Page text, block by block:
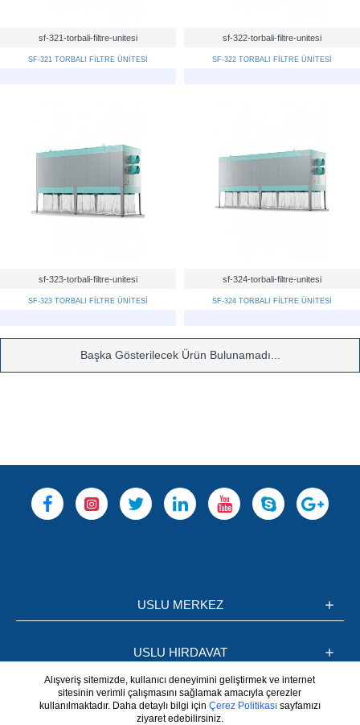
sf-321-torbali-filtre-unitesi
SF-321 TORBALI FİLTRE ÜNİTESİ
sf-322-torbali-filtre-unitesi
SF-322 TORBALI FİLTRE ÜNİTESİ
sf-323-torbali-filtre-unitesi
SF-323 TORBALI FİLTRE ÜNİTESİ
sf-324-torbali-filtre-unitesi
SF-324 TORBALI FİLTRE ÜNİTESİ
Başka Gösterilecek Ürün Bulunamadı...
USLU MERKEZ
USLU HIRDAVAT
BİLGİLER
Alışveriş sitemizde, kullanıcı deneyimini geliştirmek ve internet
sitesinin verimli çalışmasını sağlamak amacıyla çerezler
kullanılmaktadır. Daha detaylı bilgi için Çerez Politikasısayfamızı
ziyaret edebilirsiniz.